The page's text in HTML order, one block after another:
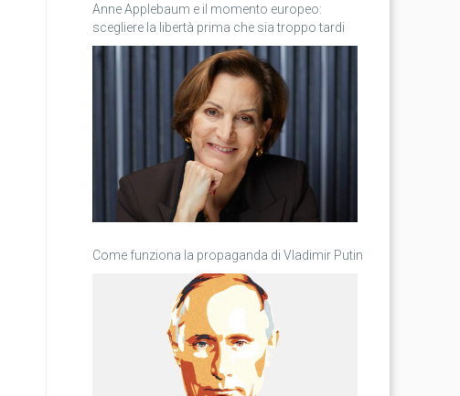
Anne Applebaum e il momento europeo:
scegliere la libertà prima che sia troppo tardi
Come funziona la propaganda di Vladimir Putin